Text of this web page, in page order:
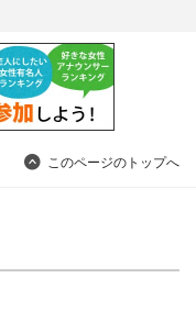
このページのトップへ